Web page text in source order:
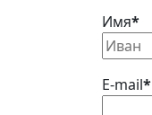
Имя*
E-mail*